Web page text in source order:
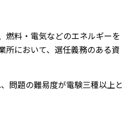
燃料・電気などのエネルギーを
所において、選任義務のある資
問題の難易度が電験三種以上と